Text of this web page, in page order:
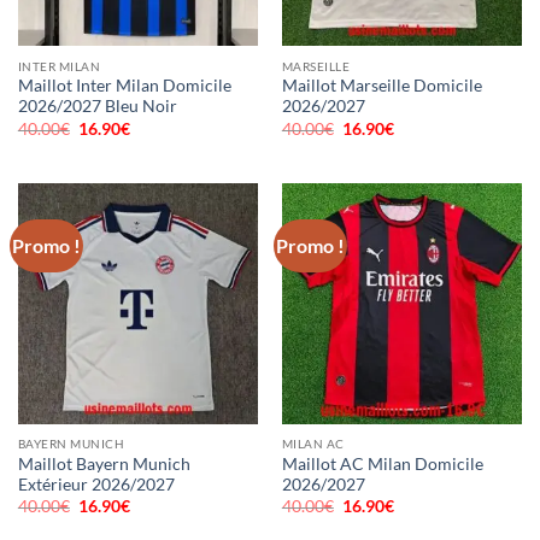
INTER MILAN
Maillot Inter Milan Domicile
2026/2027 Bleu Noir
40.00€ Le
40.00€.
16.90€Le
16.90€.
MARSEILLE
Maillot Marseille Domicile
2026/2027
40.00€ Le
40.00€.
16.90€Le
16.90€.
Promo !
BAYERN MUNICH
Maillot Bayern Munich
Extérieur 2026/2027
40.00€ Le
16.90€Le
Promo !
MILAN AC
Maillot AC Milan Domicile
2026/2027
40.00€ Le
16.90€Le